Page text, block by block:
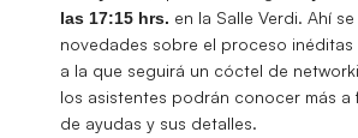
las 17:15 hrs. en la Salle Verdi. Ahí
novedades sobre el proceso inéditas
a la que seguirá un cóctel de
los asistentes podrán conocer más a
de ayudas y sus detalles.